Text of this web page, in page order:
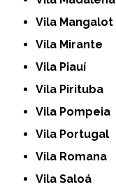
Vila Mangalot
Vila Mirante
Vila Piauí
Vila Pirituba
Vila Pompeia
Vila Portugal
Vila Romana
Vila Saloá